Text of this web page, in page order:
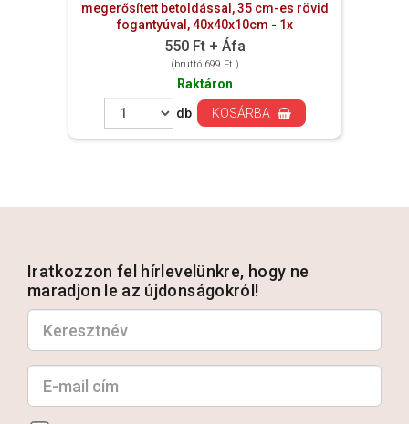
megerősített betoldással, 35 cm-es rövid
fogantyúval, 40x40x10cm - 1x
550 Ft + Áfa
(bruttó 699 Ft )
Raktáron
db
KOSÁRBA
Iratkozzon fel hírlevelünkre, hogy ne
maradjon le az újdonságokról!